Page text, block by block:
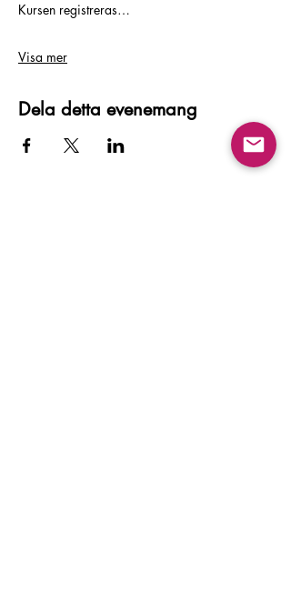
Kursen registreras…
Visa mer
Dela detta evenemang